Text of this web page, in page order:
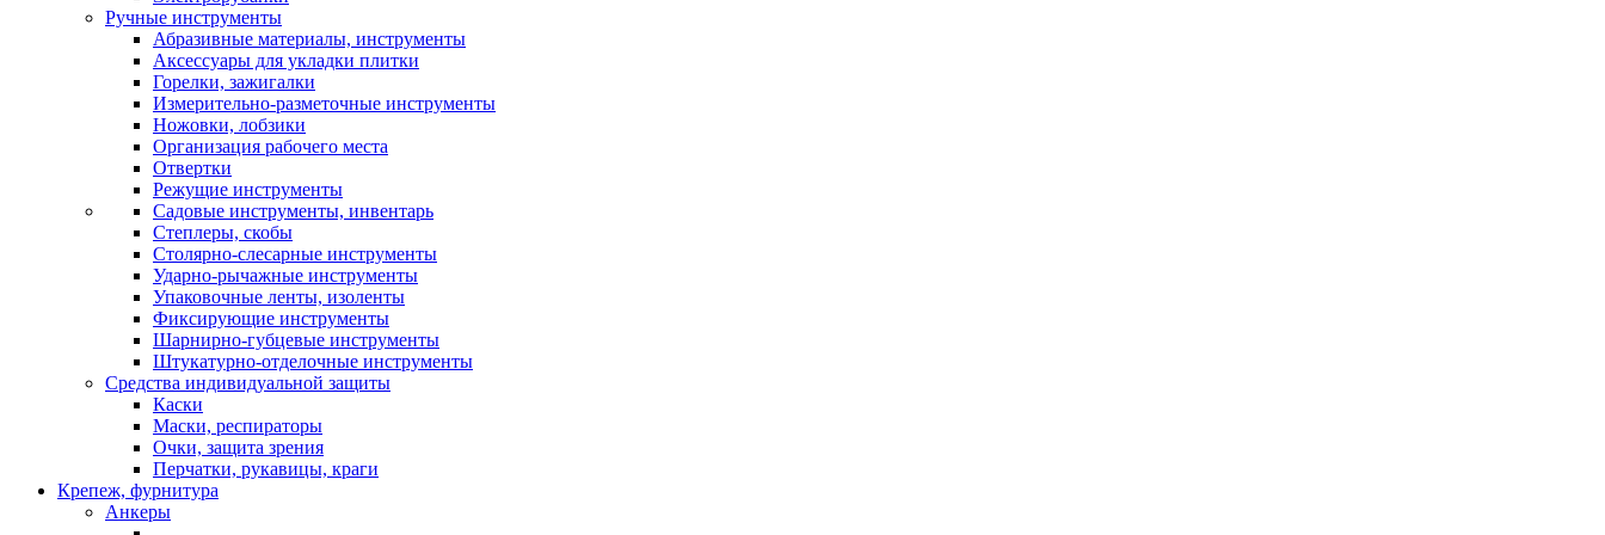
Ручные инструменты
Абразивные материалы, инструменты
Аксессуары для укладки плитки
Горелки, зажигалки
Измерительно-разметочные инструменты
Ножовки, лобзики
Организация рабочего места
Отвертки
Режущие инструменты
Садовые инструменты, инвентарь
Степлеры, скобы
Столярно-слесарные инструменты
Ударно-рычажные инструменты
Упаковочные ленты, изоленты
Фиксирующие инструменты
Шарнирно-губцевые инструменты
Штукатурно-отделочные инструменты
Средства индивидуальной защиты
Каски
Маски, респираторы
Очки, защита зрения
Перчатки, рукавицы, краги
Крепеж, фурнитура
Анкеры